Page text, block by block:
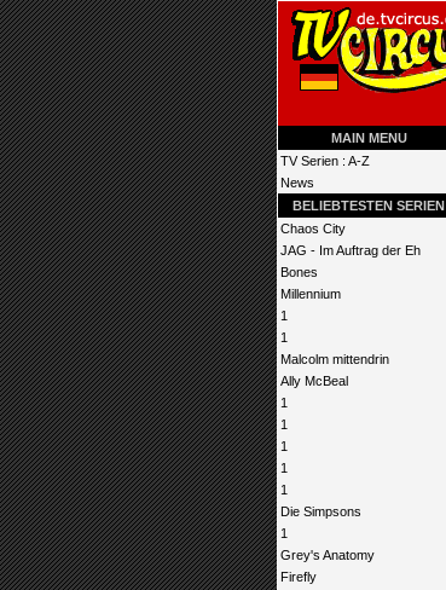
MAIN MENU
TV Serien : A-Z
News
BELIEBTESTEN SERIEN
Chaos City
JAG - Im Auftrag der Eh
Bones
Millennium
1
1
Malcolm mittendrin
Ally McBeal
1
1
1
1
1
Die Simpsons
1
Grey's Anatomy
Firefly